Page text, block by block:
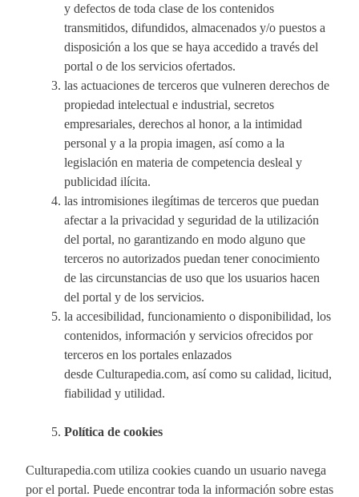
y defectos de toda clase de los contenidos
transmitidos, difundidos, almacenados y/o puestos a
disposición a los que se haya accedido a través del
portal o de los servicios ofertados.
las actuaciones de terceros que vulneren derechos de
propiedad intelectual e industrial, secretos
empresariales, derechos al honor, a la intimidad
personal y a la propia imagen, así como a la
legislación en materia de competencia desleal y
publicidad ilícita.
las intromisiones ilegítimas de terceros que puedan
afectar a la privacidad y seguridad de la utilización
del portal, no garantizando en modo alguno que
terceros no autorizados puedan tener conocimiento
de las circunstancias de uso que los usuarios hacen
del portal y de los servicios.
la accesibilidad, funcionamiento o disponibilidad, los
contenidos, información y servicios ofrecidos por
terceros en los portales enlazados
desde Culturapedia.com, así como su calidad, licitud,
fiabilidad y utilidad.
Política de cookies
Culturapedia.com utiliza cookies cuando un usuario navega
por el portal. Puede encontrar toda la información sobre estas